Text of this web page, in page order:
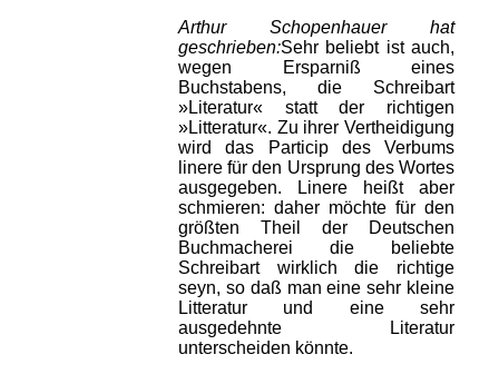
Arthur Schopenhauer hat
geschrieben:Sehr beliebt ist auch,
wegen Ersparniß eines
Buchstabens, die Schreibart
»Literatur« statt der richtigen
»Litteratur«. Zu ihrer Vertheidigung
wird das Particip des Verbums
linere für den Ursprung des Wortes
ausgegeben. Linere heißt aber
schmieren: daher möchte für den
größten Theil der Deutschen
Buchmacherei die beliebte
Schreibart wirklich die richtige
seyn, so daß man eine sehr kleine
Litteratur und eine sehr
ausgedehnte Literatur
unterscheiden könnte.